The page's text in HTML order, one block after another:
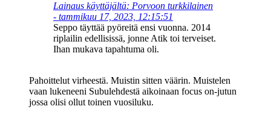
Lainaus käyttäjältä: Porvoon turkkilainen
- tammikuu 17, 2023, 12:15:51
Seppo täyttää pyöreitä ensi vuonna. 2014
riplailin edellisissä, jonne Atik toi terveiset.
Ihan mukava tapahtuma oli.
Pahoittelut virheestä. Muistin sitten väärin. Muistelen
vaan lukeneeni Subulehdestä aikoinaan focus on-jutun
jossa olisi ollut toinen vuosiluku.